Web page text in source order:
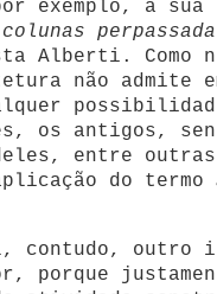
exemplo, a sua
Alberti. Como
não admite
os antigos,
entre
do termo
contudo, outro
porque